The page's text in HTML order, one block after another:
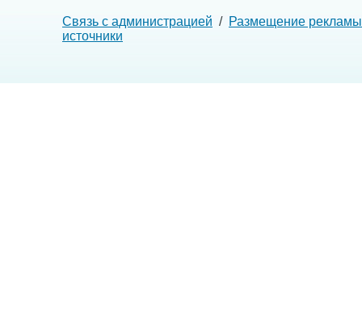
Связь с администрацией / Размещение рекламы
источники